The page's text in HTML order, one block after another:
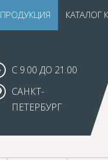
ПРОДУКЦИЯ КАТАЛОГ
С 9.00 ДО 21.00
САНКТ-
ПЕТЕРБУРГ